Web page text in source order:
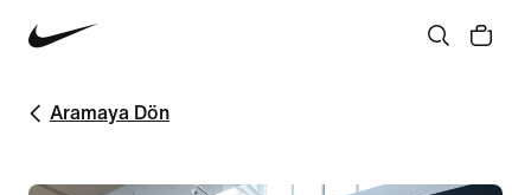
Aramaya Dön